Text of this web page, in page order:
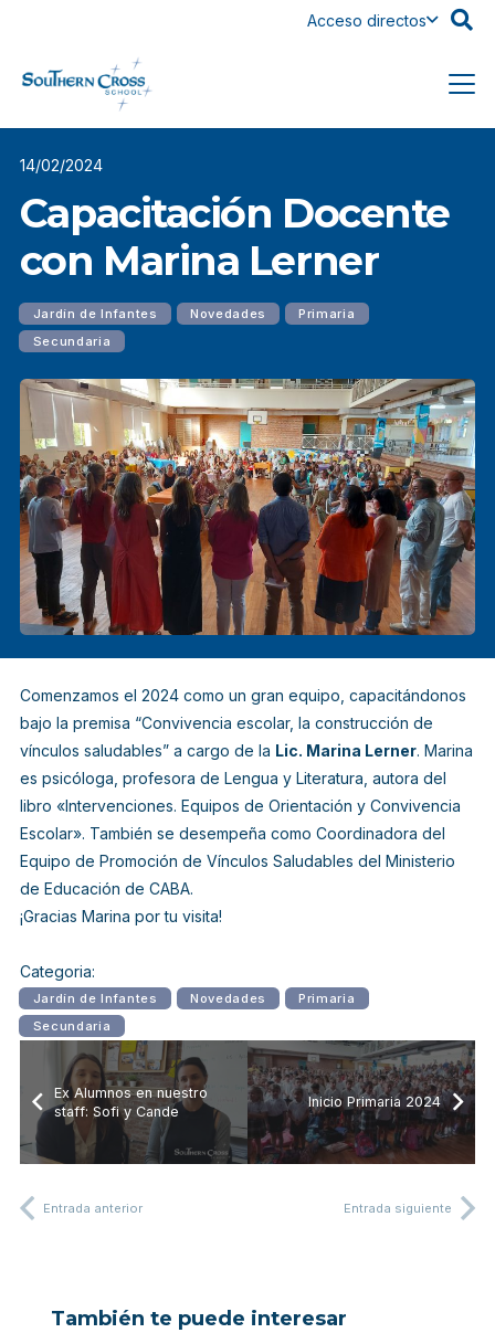
Acceso directos
14/02/2024
Capacitación Docente
con Marina Lerner
Jardín de Infantes Novedades
Primaria
Secundaria
Comenzamos el 2024 como un gran equipo, capacitándonos
bajo la premisa “Convivencia escolar, la construcción de
vínculos saludables”a cargo de la Lic. Marina Lerner. Marina
es psicóloga, profesora de Lengua y Literatura, autora del
libro «Intervenciones. Equipos de Orientación y Convivencia
Escolar». También se desempeña como Coordinadora del
Equipo de Promoción de Vínculos Saludables del Ministerio
de Educación de CABA.
¡Gracias Marina por tu visita!
Categoria:
Jardín de Infantes Novedades
Primaria
Secundaria
Ex Alumnos en nuestro
staff: Sofi y Cande
Inicio Primaria 2024
Entrada anterior Entrada siguiente
También te puede interesar